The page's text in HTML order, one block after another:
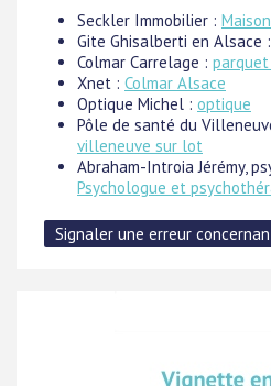
Seckler Immobilier :
Gite Ghisalberti en Alsace :
Colmar Carrelage :
Xnet : Colmar Alsace
Optique Michel : optique
Pôle de santé du
villeneuve sur lot
Abraham-Introia Jérémy,
Psychologue et